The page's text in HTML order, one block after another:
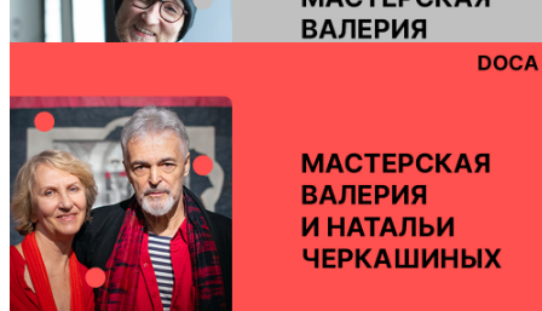
Мастерская Валерия Чтака / Workshop of Valery Chtak